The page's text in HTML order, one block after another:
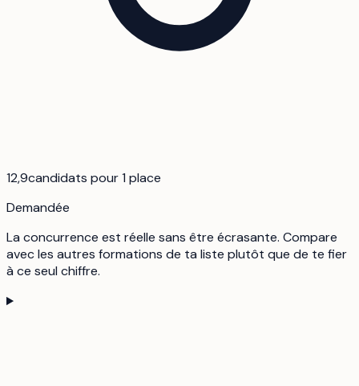
12,9candidats pour 1 place
Demandée
La concurrence est réelle sans être écrasante. Compare
avec les autres formations de ta liste plutôt que de te fier
à ce seul chiffre.